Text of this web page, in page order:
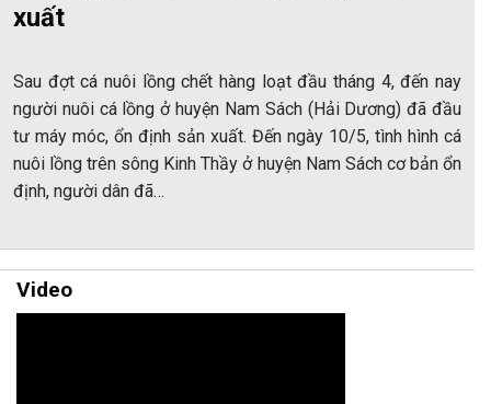
xuất
Sau đợt cá nuôi lồng chết hàng loạt đầu tháng 4, đến nay
người nuôi cá lồng ở huyện Nam Sách (Hải Dương) đã đầu
tư máy móc, ổn định sản xuất. Đến ngày 10/5, tình hình cá
nuôi lồng trên sông Kinh Thầy ở huyện Nam Sách cơ bản ổn
định, người dân đã…
Video